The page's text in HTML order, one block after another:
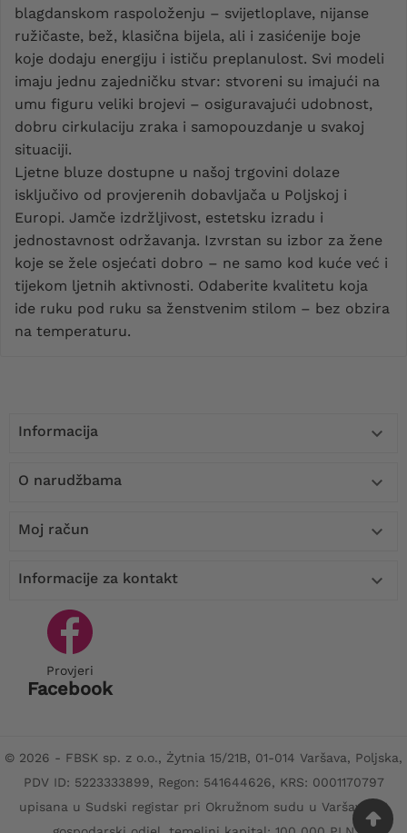
blagdanskom raspoloženju – svijetloplave, nijanse
ružičaste, bež, klasična bijela, ali i zasićenije boje
koje dodaju energiju i ističu preplanulost. Svi modeli
imaju jednu zajedničku stvar: stvoreni su imajući na
umu figuru veliki brojevi – osiguravajući udobnost,
dobru cirkulaciju zraka i samopouzdanje u svakoj
situaciji.
Ljetne bluze dostupne u našoj trgovini dolaze
isključivo od provjerenih dobavljača u Poljskoj i
Europi. Jamče izdržljivost, estetsku izradu i
jednostavnost održavanja. Izvrstan su izbor za žene
koje se žele osjećati dobro – ne samo kod kuće već i
tijekom ljetnih aktivnosti. Odaberite kvalitetu koja
ide ruku pod ruku sa ženstvenim stilom – bez obzira
na temperaturu.
Informacija 
O narudžbama 
Moj račun 
Informacije za kontakt 
Provjeri
Facebook
© 2026 - FBSK sp. z o.o., Żytnia 15/21B, 01-014 Varšava, Poljska,
PDV ID: 5223333899, Regon: 541644626, KRS: 0001170797
upisana u Sudski registar pri Okružnom sudu u Varšavi, XII